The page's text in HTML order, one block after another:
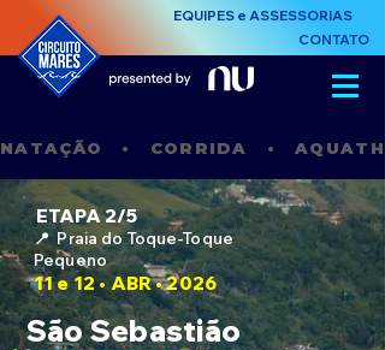
EQUIPES e ASSESSORIAS
CONTATO
NATAÇÃO   •   CORRIDA   •
ETAPA 2/5
📍 Praia do Toque-Toque
Pequeno
11 e 12 • ABR • 2026
São Sebastião